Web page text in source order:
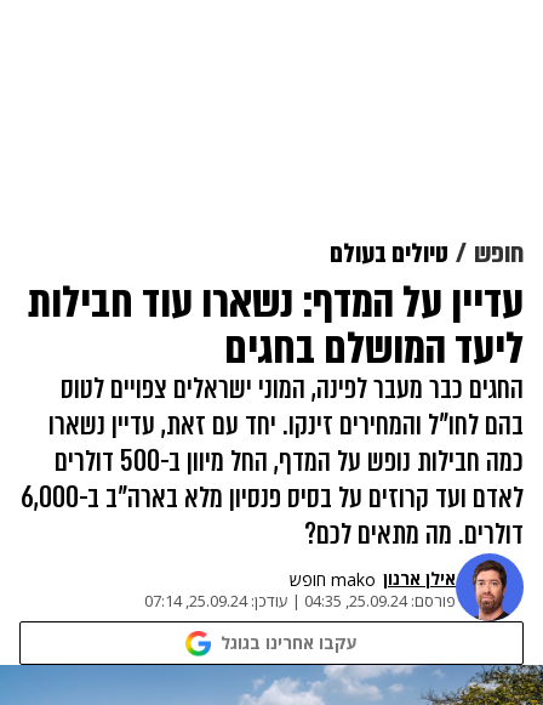
חופש טיולים בעולם
עדיין על המדף: נשארו עוד חבילות
ליעד המושלם בחגים
החגים כבר מעבר לפינה, המוני ישראלים צפויים לטוס
בהם לחו"ל והמחירים זינקו. יחד עם זאת, עדיין נשארו
כמה חבילות נופש על המדף, החל מיוון ב-500 דולרים
לאדם ועד קרוזים על בסיס פנסיון מלא בארה"ב ב-6,000
דולרים. מה מתאים לכם?
אילן ארנון mako חופש
פורסם:25.09.24, 04:35
| עודכן:25.09.24, 07:14
עקבו אחרינו בגוגל